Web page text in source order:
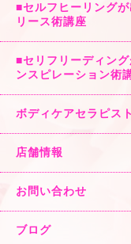
■セルフヒーリング
リース術講座
■セリフリーディン
ンスピレーション術
ボディケアセラピス
店舗情報
お問い合わせ
ブログ